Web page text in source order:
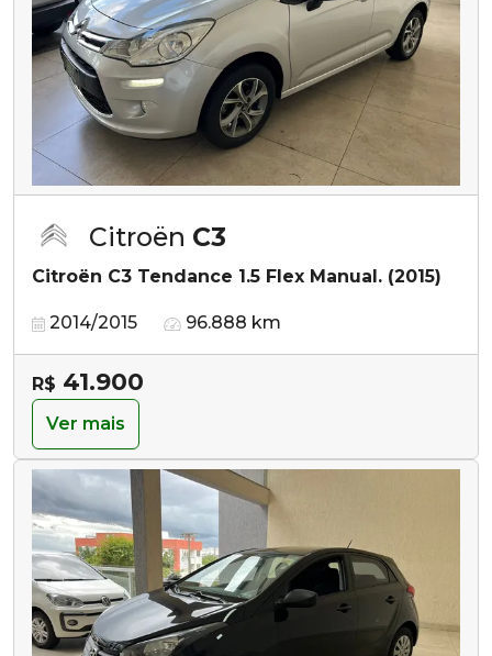
Citroën C3
Citroën C3 Tendance 1.5 Flex Manual. (2015)
2014/2015 96.888 km
R$ 41.900
Ver mais